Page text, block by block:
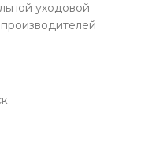
уходовой